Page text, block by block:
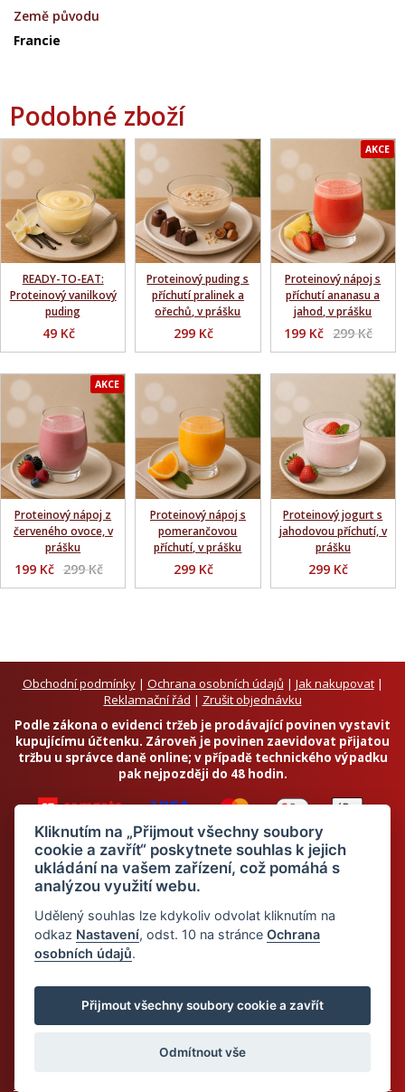
Země původu
Francie
Podobné zboží
READY-TO-EAT:
Proteinový vanilkový
puding
49 Kč
Proteinový puding s
příchutí pralinek a
ořechů, v prášku
299 Kč
AKCE
Proteinový nápoj s
příchutí ananasu a
jahod, v prášku
199 Kč 299 Kč
AKCE
Proteinový nápoj z
červeného ovoce, v
prášku
199 Kč 299 Kč
Proteinový nápoj s
pomerančovou
příchutí, v prášku
299 Kč
Proteinový jogurt s
jahodovou příchutí, v
prášku
299 Kč
Obchodní podmínky| Ochrana osobních údajů | Jak nakupovat|
Reklamační řád | Zrušit objednávku
Podle zákona o evidenci tržeb je prodávající povinen vystavit
kupujícímu účtenku. Zároveň je povinen zaevidovat přijatou
tržbu u správce daně online; v případě technického výpadku
pak nejpozději do 48 hodin.
Chci odebírat newsletter
© 2026 Dietalegre - bílkovinná dieta pro zdravé hubnutí
Mapa stránek Crespo, s.r.o.
Kliknutím na „Přijmout všechny soubory
cookie a zavřít“ poskytnete souhlas k jejich
ukládání na vašem zařízení, což pomáhá s
analýzou využití webu.
Udělený souhlas lze kdykoliv odvolat kliknutím na
odkaz Nastavení, odst. 10 na stránceOchrana
osobních údajů.
Přijmout všechny soubory cookie a zavřít
Odmítnout vše